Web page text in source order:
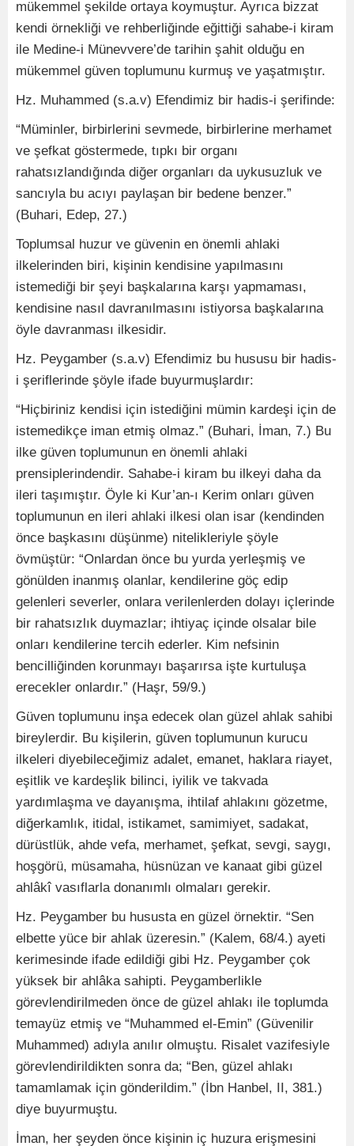
mükemmel şekilde ortaya koymuştur. Ayrıca bizzat
kendi örnekliği ve rehberliğinde eğittiği sahabe-i kiram
ile Medine-i Münevvere’de tarihin şahit olduğu en
mükemmel güven toplumunu kurmuş ve yaşatmıştır.
Hz. Muhammed (s.a.v) Efendimiz bir hadis-i şerifinde:
“Müminler, birbirlerini sevmede, birbirlerine merhamet
ve şefkat göstermede, tıpkı bir organı
rahatsızlandığında diğer organları da uykusuzluk ve
sancıyla bu acıyı paylaşan bir bedene benzer.”
(Buhari, Edep, 27.)
Toplumsal huzur ve güvenin en önemli ahlaki
ilkelerinden biri, kişinin kendisine yapılmasını
istemediği bir şeyi başkalarına karşı yapmaması,
kendisine nasıl davranılmasını istiyorsa başkalarına
öyle davranması ilkesidir.
Hz. Peygamber (s.a.v) Efendimiz bu hususu bir hadis-
i şeriflerinde şöyle ifade buyurmuşlardır:
“Hiçbiriniz kendisi için istediğini mümin kardeşi için de
istemedikçe iman etmiş olmaz.” (Buhari, İman, 7.) Bu
ilke güven toplumunun en önemli ahlaki
prensiplerindendir. Sahabe-i kiram bu ilkeyi daha da
ileri taşımıştır. Öyle ki Kur’an-ı Kerim onları güven
toplumunun en ileri ahlaki ilkesi olan isar (kendinden
önce başkasını düşünme) nitelikleriyle şöyle
övmüştür: “Onlardan önce bu yurda yerleşmiş ve
gönülden inanmış olanlar, kendilerine göç edip
gelenleri severler, onlara verilenlerden dolayı içlerinde
bir rahatsızlık duymazlar; ihtiyaç içinde olsalar bile
onları kendilerine tercih ederler. Kim nefsinin
bencilliğinden korunmayı başarırsa işte kurtuluşa
erecekler onlardır.” (Haşr, 59/9.)
Güven toplumunu inşa edecek olan güzel ahlak sahibi
bireylerdir. Bu kişilerin, güven toplumunun kurucu
ilkeleri diyebileceğimiz adalet, emanet, haklara riayet,
eşitlik ve kardeşlik bilinci, iyilik ve takvada
yardımlaşma ve dayanışma, ihtilaf ahlakını gözetme,
diğerkamlık, itidal, istikamet, samimiyet, sadakat,
dürüstlük, ahde vefa, merhamet, şefkat, sevgi, saygı,
hoşgörü, müsamaha, hüsnüzan ve kanaat gibi güzel
ahlâkî vasıflarla donanımlı olmaları gerekir.
Hz. Peygamber bu hususta en güzel örnektir. “Sen
elbette yüce bir ahlak üzeresin.” (Kalem, 68/4.) ayeti
kerimesinde ifade edildiği gibi Hz. Peygamber çok
yüksek bir ahlâka sahipti. Peygamberlikle
görevlendirilmeden önce de güzel ahlakı ile toplumda
temayüz etmiş ve “Muhammed el-Emin” (Güvenilir
Muhammed) adıyla anılır olmuştu. Risalet vazifesiyle
görevlendirildikten sonra da; “Ben, güzel ahlakı
tamamlamak için gönderildim.” (İbn Hanbel, II, 381.)
diye buyurmuştu.
İman, her şeyden önce kişinin iç huzura erişmesini